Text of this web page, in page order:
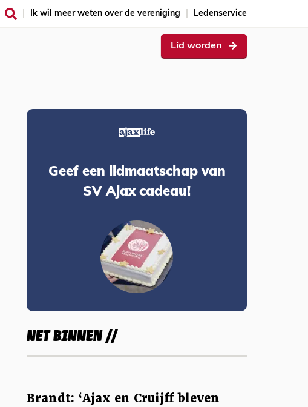
Ik wil meer weten over de vereniging Ledenservice
Lid worden
Geef een lidmaatschap van
SV Ajax cadeau!
NET BINNEN //
Brandt: ‘Ajax en Cruijff bleven